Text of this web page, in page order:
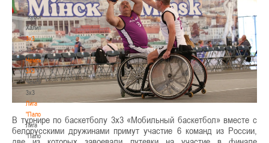
-
"Кубок
Халипского"
3x3
3x3
Чемпионат
3х3
Чемпионат
3х3
Лига
"Палова"
Лига
"Палова"
В турнире по баскетболу 3х3 «Мобильный баскетбол» вместе с
белорусскими дружинами примут участие 6 команд из России,